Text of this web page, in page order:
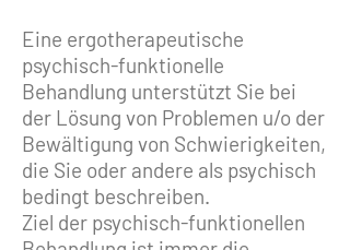
Eine ergotherapeutische
psychisch-funktionelle
Behandlung unterstützt Sie bei
der Lösung von Problemen u/o der
Bewältigung von Schwierigkeiten,
die Sie oder andere als psychisch
bedingt beschreiben.
Ziel der psychisch-funktionellen